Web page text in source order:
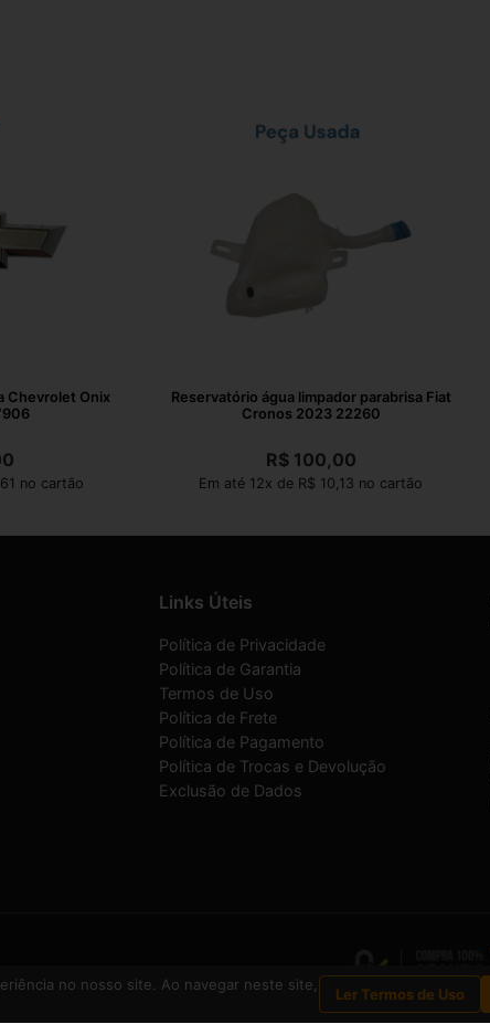
Chevrolet Onix
no cartão
Reservatório água limpador parabrisa Fiat
Cronos 2023 22260
R$100,00
Em até 12x de R$ 10,13 no cartão
Links Úteis
Política de Privacidade
Política de Garantia
Termos de Uso
Política de Frete
Política de Pagamento
Política de Trocas e Devolução
Exclusão de Dados
no nosso site. Ao navegar neste site,
Ler Termos de Uso